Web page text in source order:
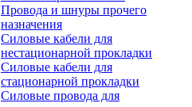
Провода и шнуры прочего
назначения
Силовые кабели для
нестационарной прокладки
Силовые кабели для
стационарной прокладки
Силовые провода для